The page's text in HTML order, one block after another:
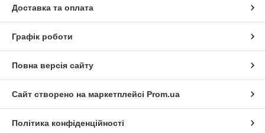
Доставка та оплата
Графік роботи
Повна версія сайту
Сайт створено на маркетплейсі Prom.ua
Політика конфіденційності